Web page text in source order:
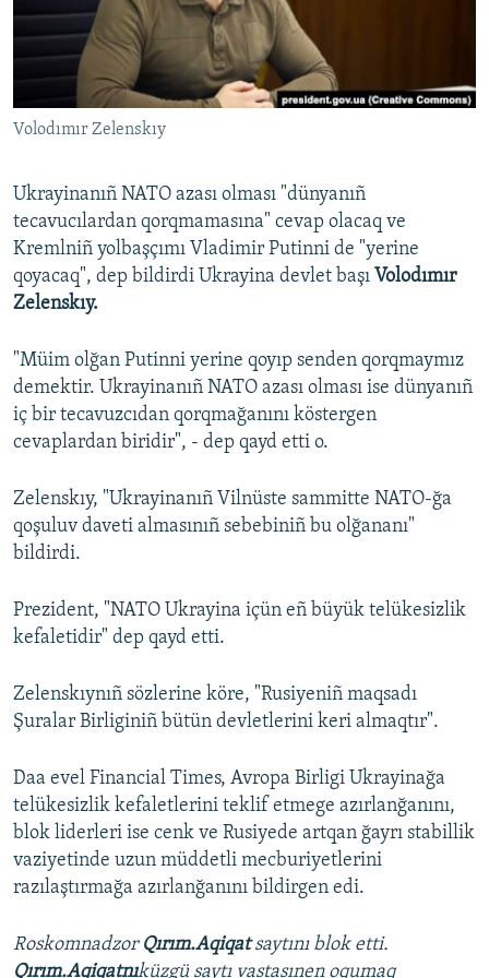
Русский
Українською
QOŞULIÑIZ!
RFE/RS bütün saytları
Volodımır Zelenskıy
Ukrayinanıñ NATO azası olması "dünyanıñ
tecavucılardan qorqmamasına" cevap olacaq ve
Kremlniñ yolbaşçımı Vladimir Putinni de "yerine
qoyacaq", dep bildirdi Ukrayina devlet başı Volodımır
Zelenskıy.
"Müim olğan Putinni yerine qoyıp senden qorqmaymız
demektir. Ukrayinanıñ NATO azası olması ise dünyanıñ
iç bir tecavuzcıdan qorqmağanını köstergen
cevaplardan biridir", - dep qayd etti o.
Zelenskıy, "Ukrayinanıñ Vilnüste sammitte NATO-ğa
qoşuluv daveti almasınıñ sebebiniñ bu olğananı"
bildirdi.
Prezident, "NATO Ukrayina içün eñ büyük telükesizlik
kefaletidir" dep qayd etti.
Zelenskıynıñ sözlerine köre, "Rusiyeniñ maqsadı
Şuralar Birliginiñ bütün devletlerini keri almaqtır".
Daa evel Financial Times, Avropa Birligi Ukrayinağa
telükesizlik kefaletlerini teklif etmege azırlanğanını,
blok liderleri ise cenk ve Rusiyede artqan ğayrı stabillik
vaziyetinde uzun müddetli mecburiyetlerini
razılaştırmağa azırlanğanını bildirgen edi.
Roskomnadzor Qırım.Aqiqatsaytını blok etti.
Qırım.Aqiqatnıküzgü saytı vastasınen oqumaq